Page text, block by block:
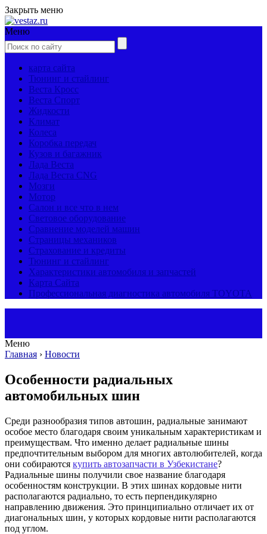
Закрыть меню
Меню
карта сайта
Тюнинг и стайлинг
Веста Кросс
Веста Спорт
Жидкости
Климат
Колеса
Коробка передач
Кузов и багажник
Лада Веста
Лада Веста CNG
Мозги
Мотор
Салон и все что в нем
Световое оборудование
Сравнение моделей машин
Страницы механиков
Страхование и кредиты
Тюнинг и стайлинг
Характеристики автомобиля и запчастей
Карта Сайта
Профессиональная диагностика автомобиля TOYOTA
Меню
Главная › Новости
Особенности радиальных
автомобильных шин
Среди разнообразия типов автошин, радиальные занимают
особое место благодаря своим уникальным характеристикам и
преимуществам. Что именно делает радиальные шины
предпочтительным выбором для многих автолюбителей, когда
они собираются купить автозапчасти в Узбекистане?
Радиальные шины получили свое название благодаря
особенностям конструкции. В этих шинах кордовые нити
располагаются радиально, то есть перпендикулярно
направлению движения. Это принципиально отличает их от
диагональных шин, у которых кордовые нити располагаются
под углом.